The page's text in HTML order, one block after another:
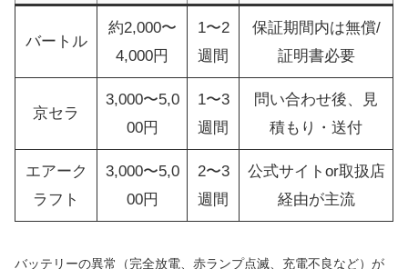
バートル
約2,000〜
4,000円
1〜2
週間
保証期間内は無償/
証明書必要
京セラ
3,000〜5,0
00円
1〜3
週間
問い合わせ後、見
積もり・送付
エアーク
ラフト
3,000〜5,0
00円
2〜3
週間
公式サイトor取扱店
経由が主流
バッテリーの異常（完全放電、赤ランプ点滅、充電不良など）が